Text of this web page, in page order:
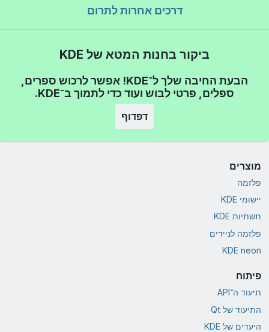
דרכים אחרות לתרום
ביקור בחנות המטא של KDE
הבעת החיבה שלך ל־KDE! אפשר לרכוש ספרים,
ספלים, פרטי לבוש ועוד כדי לתמוך ב־KDE.
דפדוף
מוצרים
פלזמה
יישומי KDE
תשתיות KDE
פלזמה לניידים
KDE neon
פיתוח
תיעוד ה־API
התיעוד של Qt
היעדים של KDE